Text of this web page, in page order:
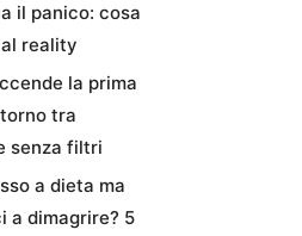
il panico: cosa
reality
la prima
tra
senza filtri
a dieta ma
a dimagrire? 5